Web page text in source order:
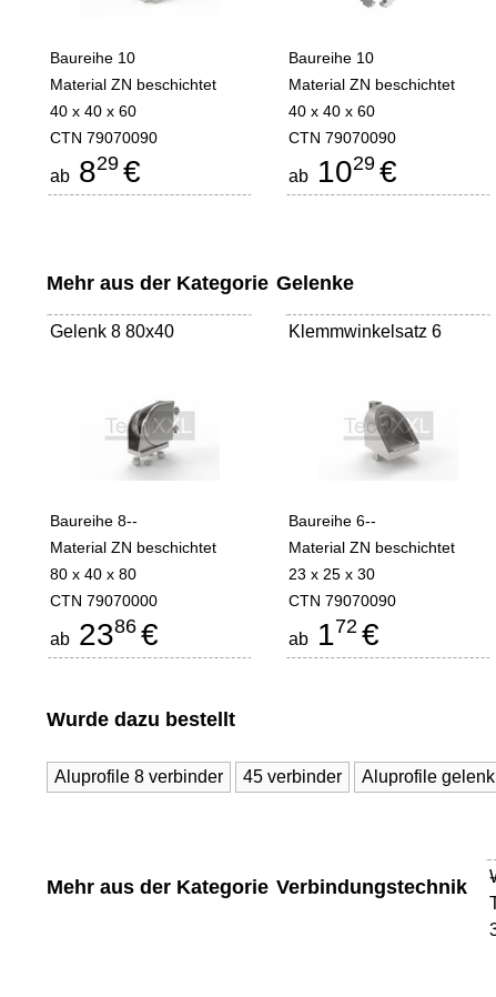
Baureihe 10
Material ZN beschichtet
40 x 40 x 60
CTN 79070090
ab 829 €
Baureihe 10
Material ZN beschichtet
40 x 40 x 60
CTN 79070090
ab 1029 €
Mehr aus der Kategorie Gelenke
Gelenk 8 80x40
Baureihe 8--
Material ZN beschichtet
80 x 40 x 80
CTN 79070000
ab 2386 €
Klemmwinkelsatz 6
Baureihe 6--
Material ZN beschichtet
23 x 25 x 30
CTN 79070090
ab 172 €
Wurde dazu bestellt
Aluprofile 8 verbinder 45 verbinder Aluprofile gelenk
Mehr aus der Kategorie Verbindungstechnik -